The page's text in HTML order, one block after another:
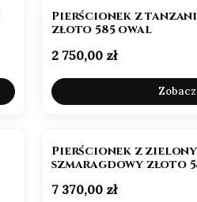
Pierścionek z
złoto 585 owal
Cena
2 750,00 zł
Pierścionek z
szmaragdowy złoto
Cena
7 370,00 zł